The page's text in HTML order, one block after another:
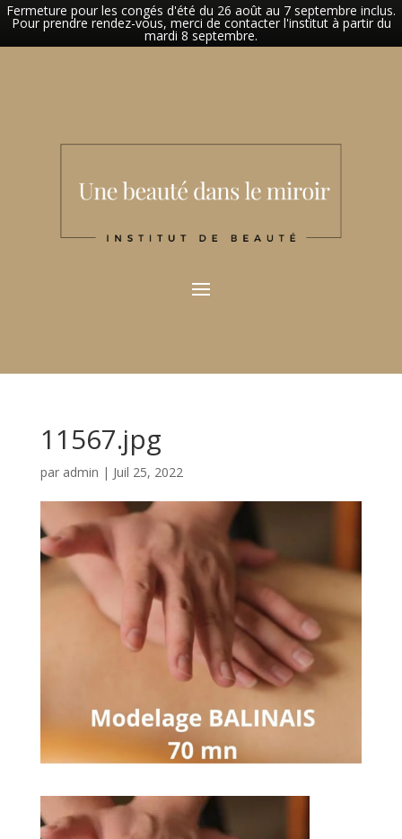
Fermeture pour les congés d'été du 26 août au 7 septembre inclus.
Pour prendre rendez-vous, merci de contacter l'institut à partir du
mardi 8 septembre.
11567.jpg
par admin | Juil 25, 2022